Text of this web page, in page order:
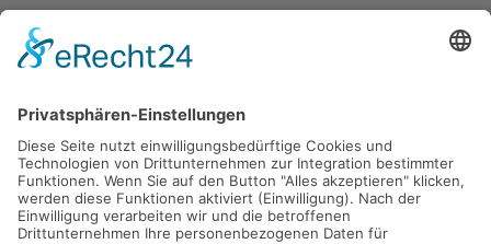
Gefördert durch die
Freie und Hansestadt Hamburg